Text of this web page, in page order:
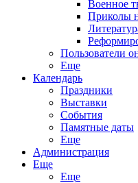
Военное
Приколы
Пользователи
Еще
Календарь
Праздники
Выставки
События
Памятные даты
Еще
Администрация
Еще
Еще